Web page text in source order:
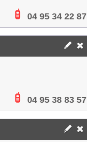
04 95 34 22 87
04 95 38 83 57